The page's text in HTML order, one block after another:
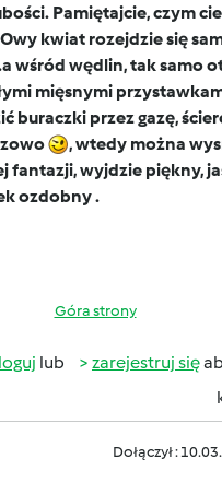
Pamiętajcie, czym
Owy kwiat rozejdzie się
wśród wędlin, tak samo
mięsnymi
buraczki przez gazę,
, wtedy można
fantazji, wyjdzie piękny,
ozdobny .
Góra strony
lub zarejestruj się
Dołączył :